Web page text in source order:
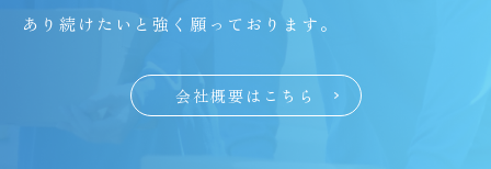
あり続けたいと強く願っております。
会社概要はこちら